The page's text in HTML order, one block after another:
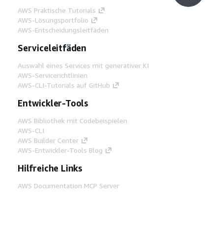
AWS Praktische Tutorials
AWS-Lösungsportfolio
AWS-Entscheidungsleitfäden
Serviceleitfäden
Auswahl eines Services mit generativer KI
AWS-Servicerichtlinien
AWS-CLI-Tutorials auf GitHub
Entwickler-Tools
AWS Bibliothek mit Codebeispielen
AWS-CLI
AWS Builder Center
AWS-Entwickler-Tools Blog
Hilfreiche Links
AWS Documentation MCP Server